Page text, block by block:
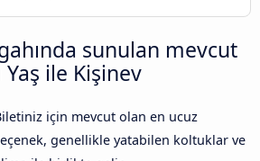
sunulan mevcut
Yaş ile Kişinev
için mevcut olan en ucuz
genellikle yatabilen koltuklar ve